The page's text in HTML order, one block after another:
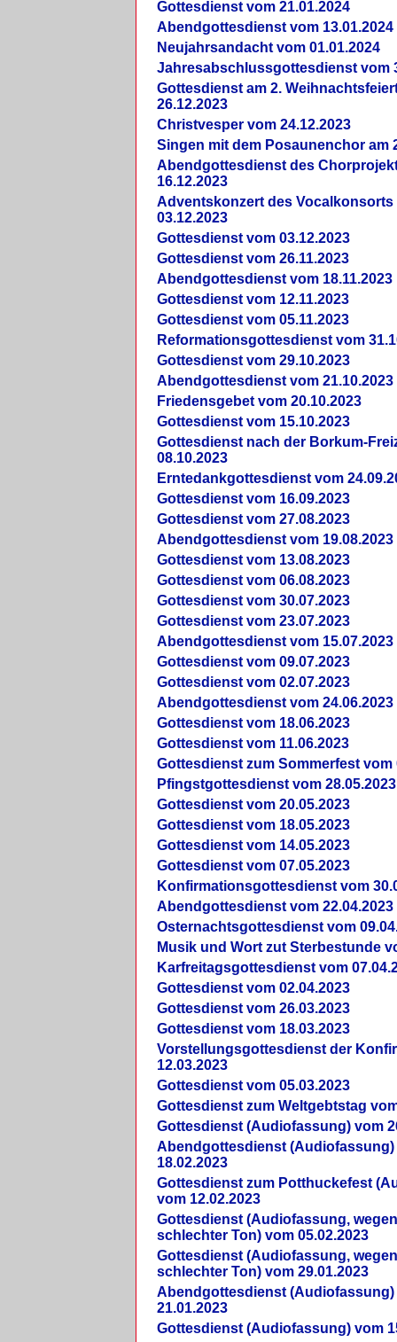
Gottesdienst vom 21.01.2024
Abendgottesdienst vom 13.01.2024
Neujahrsandacht vom 01.01.2024
Jahresabschlussgottesdienst vom
Gottesdienst am 2.
26.12.2023
Christvesper vom 24.12.2023
Singen mit dem Posaunenchor am
Abendgottesdienst des
16.12.2023
Adventskonzert des Vocalkonsorts
03.12.2023
Gottesdienst vom 03.12.2023
Gottesdienst vom 26.11.2023
Abendgottesdienst vom 18.11.2023
Gottesdienst vom 12.11.2023
Gottesdienst vom 05.11.2023
Reformationsgottesdienst vom
Gottesdienst vom 29.10.2023
Abendgottesdienst vom 21.10.2023
Friedensgebet vom 20.10.2023
Gottesdienst vom 15.10.2023
Gottesdienst nach der Borkum-
08.10.2023
Erntedankgottesdienst vom
Gottesdienst vom 16.09.2023
Gottesdienst vom 27.08.2023
Abendgottesdienst vom 19.08.2023
Gottesdienst vom 13.08.2023
Gottesdienst vom 06.08.2023
Gottesdienst vom 30.07.2023
Gottesdienst vom 23.07.2023
Abendgottesdienst vom 15.07.2023
Gottesdienst vom 09.07.2023
Gottesdienst vom 02.07.2023
Abendgottesdienst vom 24.06.2023
Gottesdienst vom 18.06.2023
Gottesdienst vom 11.06.2023
Gottesdienst zum Sommerfest vom
Pfingstgottesdienst vom 28.05.2023
Gottesdienst vom 20.05.2023
Gottesdienst vom 18.05.2023
Gottesdienst vom 14.05.2023
Gottesdienst vom 07.05.2023
Konfirmationsgottesdienst vom
Abendgottesdienst vom 22.04.2023
Osternachtsgottesdienst vom
Musik und Wort zut Sterbestunde
Karfreitagsgottesdienst vom
Gottesdienst vom 02.04.2023
Gottesdienst vom 26.03.2023
Gottesdienst vom 18.03.2023
Vorstellungsgottesdienst der
12.03.2023
Gottesdienst vom 05.03.2023
Gottesdienst zum Weltgebtstag
Gottesdienst (Audiofassung) vom
Abendgottesdienst (Audiofassung)
18.02.2023
Gottesdienst zum Potthuckefest
vom 12.02.2023
Gottesdienst (Audiofassung,
schlechter Ton) vom 05.02.2023
Gottesdienst (Audiofassung,
schlechter Ton) vom 29.01.2023
Abendgottesdienst (Audiofassung)
21.01.2023
Gottesdienst (Audiofassung) vom